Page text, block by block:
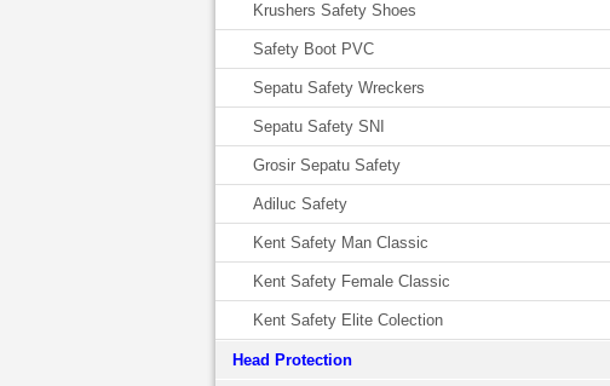
Krushers Safety Shoes
Safety Boot PVC
Sepatu Safety Wreckers
Sepatu Safety SNI
Grosir Sepatu Safety
Adiluc Safety
Kent Safety Man Classic
Kent Safety Female Classic
Kent Safety Elite Colection
Head Protection